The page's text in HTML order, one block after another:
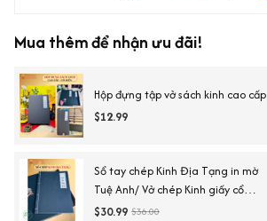
Mua thêm để nhận ưu đãi!
Hộp đựng tập vở sách kinh cao cấp
$12.99
Sổ tay chép Kinh Địa Tạng in mờ
Tuệ Anh/ Vở chép Kinh giấy cổ
(Tặng kèm Hộp đựng Kinh)
$30.99 $36.00